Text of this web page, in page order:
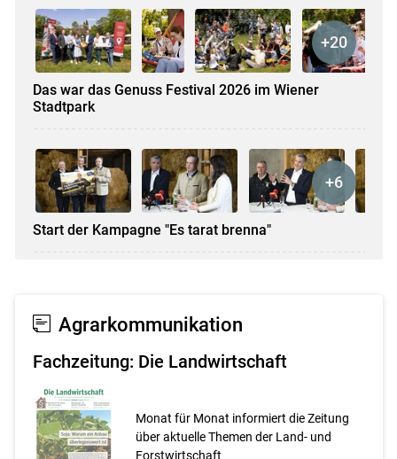
Das war das Genuss Festival 2026 im Wiener
Stadtpark
Start der Kampagne "Es tarat brenna"
Agrarkommunikation
Fachzeitung: Die Landwirtschaft
Monat für Monat informiert die Zeitung
über aktuelle Themen der Land- und
Forstwirtschaft